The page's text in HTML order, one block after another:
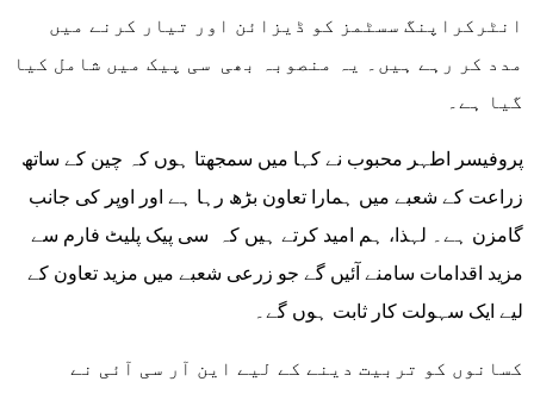
انٹرکراپنگ سسٹمز کو ڈیزائن اور تیار کرنے میں
مدد کر رہے ہیں۔ یہ منصوبہ بھی سی پیک میں شامل کیا
گیا ہے۔
زراعت کے شعبے میں ہمارا تعاون بڑھ رہا ہے اور اوپر کی جانب
گامزن ہے۔ لہذا، ہم امید کرتے ہیں کہ سی پیک پلیٹ فارم سے
مزید اقدامات سامنے آئیں گے جو زرعی شعبے میں مزید تعاون کے
لیے ایک سہولت کار ثابت ہوں گے۔
کسانوں کو تربیت دینے کے لیے این آر سی آئی نے